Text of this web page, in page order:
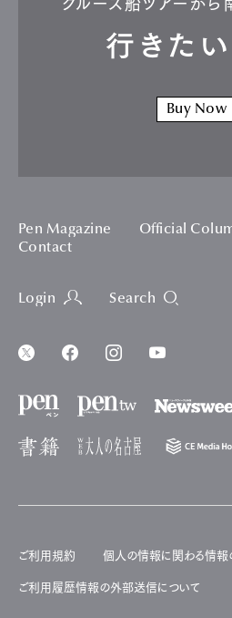
クルーズ船ツアーか
行きた
Buy Now
Pen Magazine Official
Contact
Login Search
ご利用規約 個人の情報に関わる情報
ご利用履歴情報の外部送信について